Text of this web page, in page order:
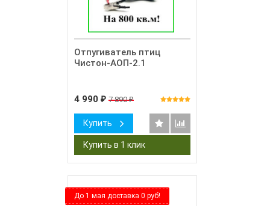
Отпугиватель птиц
Чистон-АОП-2.1
4 990 ₽ 7 890₽
Купить
До 1 мая доставка 0 руб!